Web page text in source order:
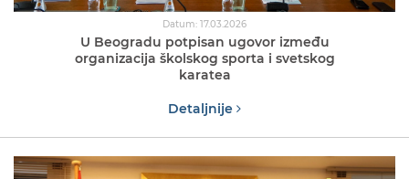
Datum: 17.03.2026
U Beogradu potpisan ugovor između
organizacija školskog sporta i svetskog
karatea
Detaljnije